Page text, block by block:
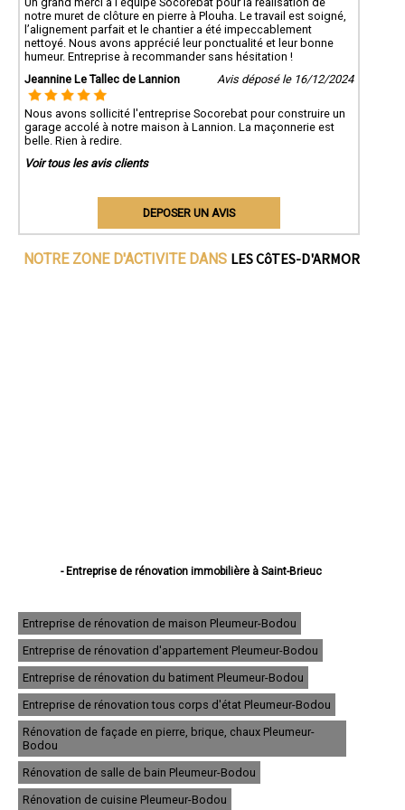
notre muret de clôture en pierre à Plouha. Le travail est soigné,
l’alignement parfait et le chantier a été impeccablement
nettoyé. Nous avons apprécié leur ponctualité et leur bonne
humeur. Entreprise à recommander sans hésitation !
Jeannine Le Tallec de Lannion
Avis déposé le 16/12/2024
Nous avons sollicité l'entreprise Socorebat pour construire un
garage accolé à notre maison à Lannion. La maçonnerie est
belle. Rien à redire.
Voir tous les avis clients
DEPOSER UN AVIS
NOTRE ZONE D'ACTIVITE DANS LES CôTES-D'ARMOR
- Entreprise de rénovation immobilière à Saint-Brieuc
- Entreprise de rénovation immobilière à Lamballe
- Entreprise de rénovation immobilière à Ploufragan
- Entreprise de rénovation immobilière à Dinan
- Entreprise de rénovation immobilière à Loudéac
- Entreprise de rénovation immobilière à Paimpol
- Entreprise de rénovation immobilière à Trégueux
- Entreprise de rénovation immobilière à Guingamp
- Entreprise de rénovation immobilière à Perros-Guirec
- Entreprise de rénovation immobilière à Plédran
- Entreprise de rénovation immobilière à Pordic
- Entreprise de rénovation immobilière à Ploumagoar
Entreprise de rénovation de maison Pleumeur-Bodou
Entreprise de rénovation d'appartement Pleumeur-Bodou
Entreprise de rénovation du batiment Pleumeur-Bodou
Entreprise de rénovation tous corps d'état Pleumeur-Bodou
Rénovation de façade en pierre, brique, chaux Pleumeur-
Bodou
Rénovation de salle de bain Pleumeur-Bodou
Rénovation de cuisine Pleumeur-Bodou